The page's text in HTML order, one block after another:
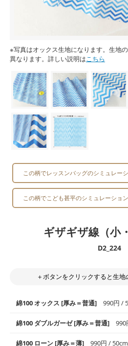
※写真はオックス生地になります。生地
異なります。詳しい説明はこちら
この柄でレッスンバッグのシミュレー
この柄でこども甚平のシミュレーショ
ギザギザ線（小
D2_224
＋ボタンをクリックすると生地
綿100 オックス [厚み＝普通] 990円 /
使いやすさNo.1！しなやかさと適度な
綿100 ダブルガーゼ [厚み＝普通] 990
綿100 ローン [厚み＝薄] 990円 / 50cm